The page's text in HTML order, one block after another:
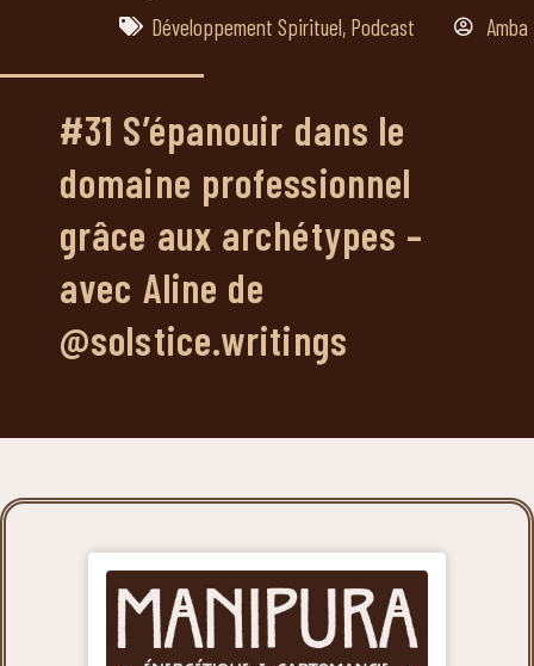
Développement Spirituel, Podcast Amba
#31 S’épanouir dans le
domaine professionnel
grâce aux archétypes –
avec Aline de
@solstice.writings